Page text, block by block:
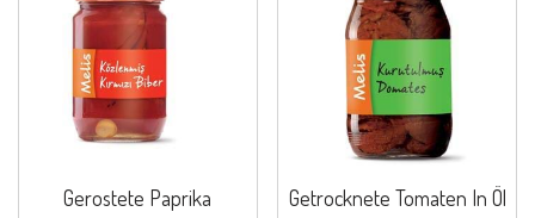
Gerostete Paprika Getrocknete Tomaten In Öl